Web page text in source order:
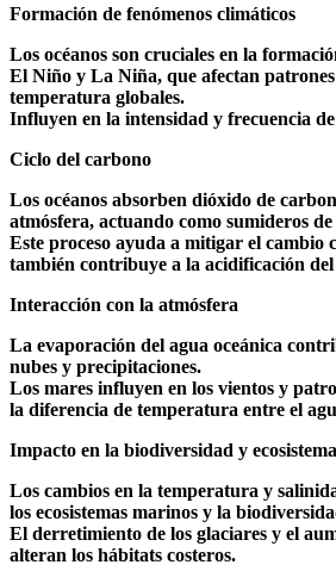
Formación de fenómenos climáticos
Los océanos son cruciales en la
El Niño y La Niña, que afectan
temperatura globales.
Influyen en la intensidad y frecuencia
Ciclo del carbono
Los océanos absorben dióxido de
atmósfera, actuando como sumideros
Este proceso ayuda a mitigar el cambio
también contribuye a la acidificación del
Interacción con la atmósfera
La evaporación del agua oceánica
nubes y precipitaciones.
Los mares influyen en los vientos y
la diferencia de temperatura entre el
Impacto en la biodiversidad y
Los cambios en la temperatura y
los ecosistemas marinos y la
El derretimiento de los glaciares y el
alteran los hábitats costeros.